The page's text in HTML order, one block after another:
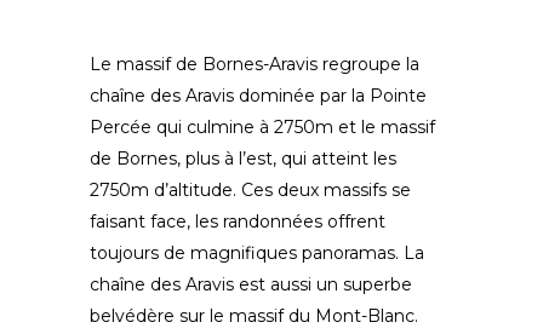
Le massif de Bornes-Aravis regroupe la
chaîne des Aravis dominée par la Pointe
Percée qui culmine à 2750m et le massif
de Bornes, plus à l’est, qui atteint les
2750m d’altitude. Ces deux massifs se
faisant face, les randonnées offrent
toujours de magnifiques panoramas. La
chaîne des Aravis est aussi un superbe
belvédère sur le massif du Mont-Blanc.